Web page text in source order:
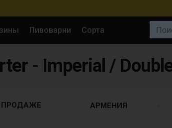
Пивоварни Сорта
ПРОДАЖЕ АРМЕНИЯ